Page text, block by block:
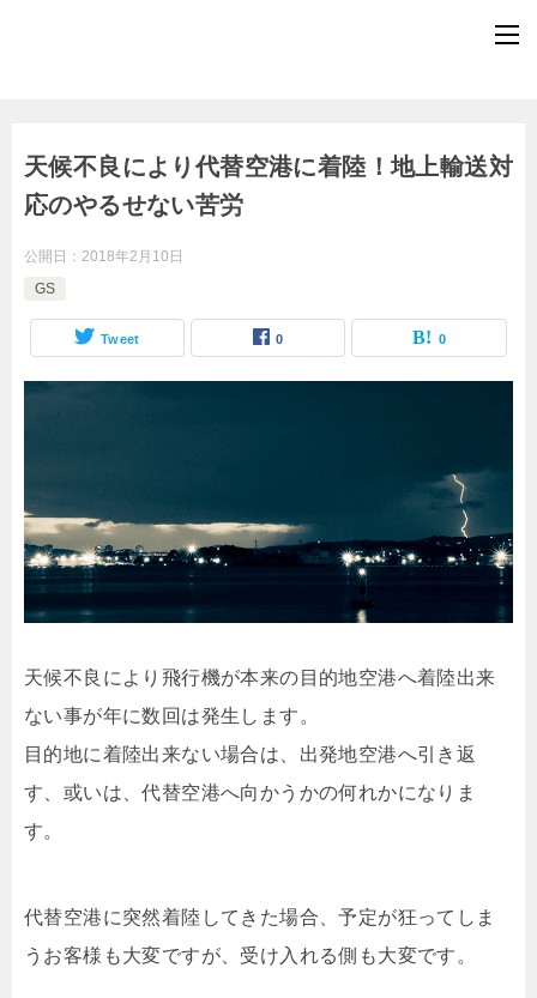
天候不良により代替空港に着陸！地上輸送対
応のやるせない苦労
公開日： 2018年2月10日
GS
Tweet 0 0
天候不良により飛行機が本来の目的地空港へ着陸出来
ない事が年に数回は発生します。
目的地に着陸出来ない場合は、出発地空港へ引き返
す、或いは、代替空港へ向かうかの何れかになりま
す。
代替空港に突然着陸してきた場合、予定が狂ってしま
うお客様も大変ですが、受け入れる側も大変です。